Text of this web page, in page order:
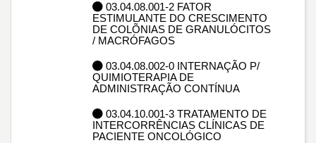
03.04.08.001-2 FATOR
ESTIMULANTE DO CRESCIMENTO
DE COLÕNIAS DE GRANULÓCITOS
/ MACRÓFAGOS
03.04.08.002-0 INTERNAÇÃO P/
QUIMIOTERAPIA DE
ADMINISTRAÇÃO CONTÍNUA
03.04.10.001-3 TRATAMENTO DE
INTERCORRÊNCIAS CLÍNICAS DE
PACIENTE ONCOLÓGICO